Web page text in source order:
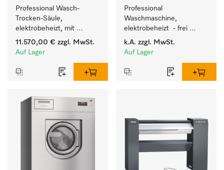
Professional Wasch-
Trocken-Säule,
elektrobeheizt, mit
Laugenpumpe zum
Waschen/Trocknen auf
11.570,00 € zzgl. MwSt.
Auf Lager
Professional
Waschmaschine,
elektrobeheizt  - frei
programmierbar.
Beladungsmenge 27 kg.
k.A. zzgl. MwSt.
Auf Lager